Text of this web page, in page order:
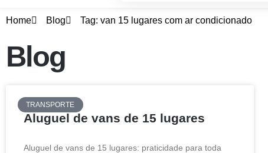
Home Blog Tag: van 15 lugares com ar condicionado
Blog
TRANSPORTE
Aluguel de vans de 15 lugares
Aluguel de vans de 15 lugares: praticidade para toda